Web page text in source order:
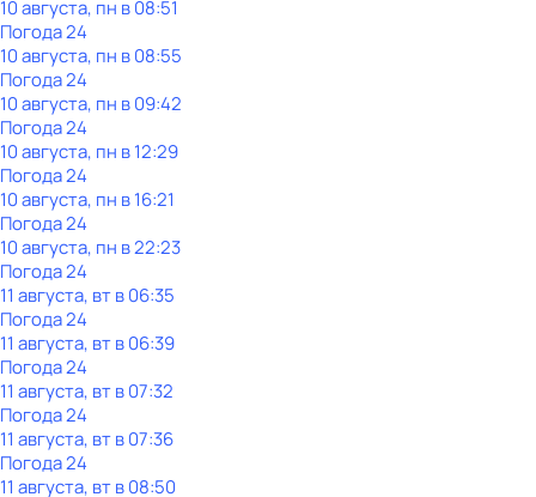
10 августа, пн в 08:51
Погода 24
10 августа, пн в 08:55
Погода 24
10 августа, пн в 09:42
Погода 24
10 августа, пн в 12:29
Погода 24
10 августа, пн в 16:21
Погода 24
10 августа, пн в 22:23
Погода 24
11 августа, вт в 06:35
Погода 24
11 августа, вт в 06:39
Погода 24
11 августа, вт в 07:32
Погода 24
11 августа, вт в 07:36
Погода 24
11 августа, вт в 08:50